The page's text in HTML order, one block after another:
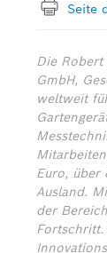
Seite
Die Robert
GmbH,
weltweit
Euro, über
Ausland.
der